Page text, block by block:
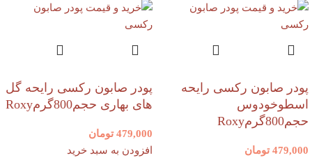
پودر صابون رکسی رایحه
اسطوخودوس
حجم800گرمRoxy
479,000 تومان
پودر صابون رکسی رایحه گل
های بهاری حجم800گرمRoxy
479,000 تومان
افزودن به سبد خرید